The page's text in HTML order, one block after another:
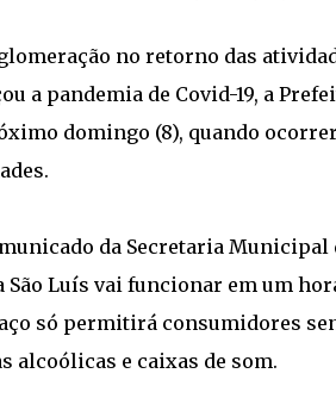
no retorno das
a pandemia de Covid-19, a
domingo (8), quando
da Secretaria
São Luís vai funcionar em um
só permitirá consumidores
alcoólicas e caixas de som.